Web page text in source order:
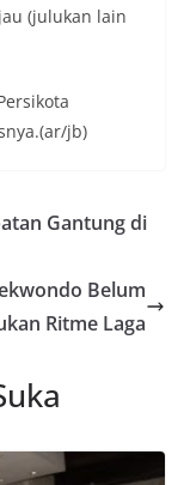
(julukan lain
jb)
Gantung di
Belum
Ritme Laga